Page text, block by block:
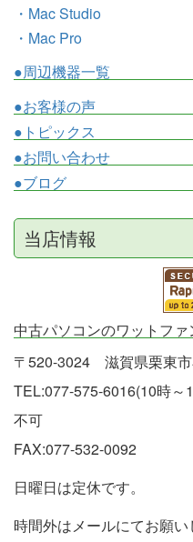
・Mac Studio
・Mac Pro
●周辺機器一覧
●お客様の声
●トピックス
●お問い合わせ
●ブログ
当店情報
中古パソコンのワットファ
〒520-3024 滋賀県栗東
TEL:077-575-6016(10時
不可
FAX:077-532-0092
日曜日は定休です。
時間外はメールにてお願